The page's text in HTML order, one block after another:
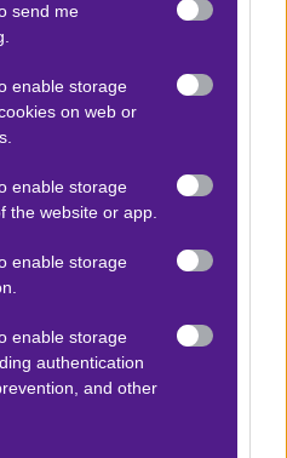
send me
enable storage
on web or
enable storage
the website or app.
enable storage
enable storage
authentication
and other
league
– Bundesliga